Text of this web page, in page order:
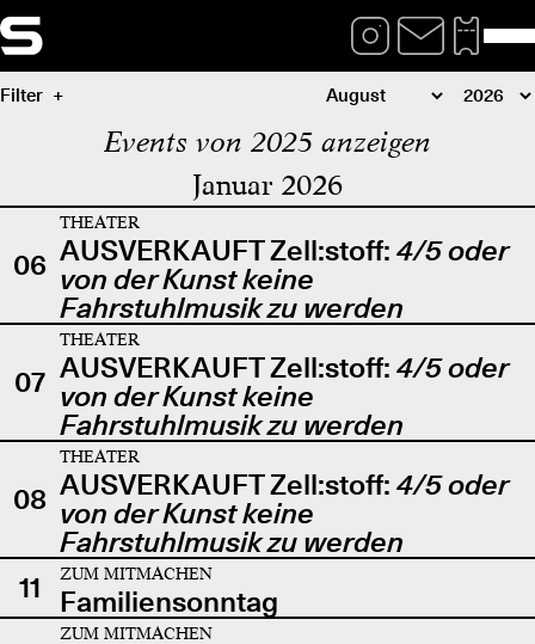
Filter
Events von 2025 anzeigen
Januar 2026
06
THEATER
AUSVERKAUFT Zell:stoff: 4/5 oder
von der Kunst keine
Fahrstuhlmusik zu werden
07
THEATER
AUSVERKAUFT Zell:stoff: 4/5 oder
von der Kunst keine
Fahrstuhlmusik zu werden
08
THEATER
AUSVERKAUFT Zell:stoff: 4/5 oder
von der Kunst keine
Fahrstuhlmusik zu werden
11
ZUM MITMACHEN
Familiensonntag
ZUM MITMACHEN